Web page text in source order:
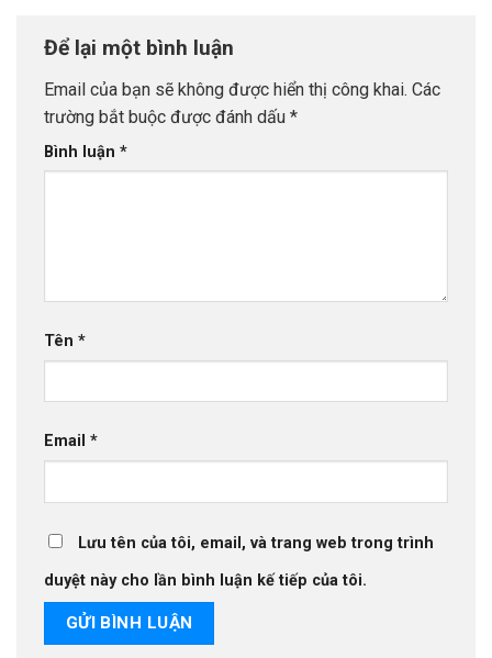
Để lại một bình luận
Email của bạn sẽ không được hiển thị công khai. Các
trường bắt buộc được đánh dấu *
Bình luận *
Tên *
Email *
Lưu tên của tôi, email, và trang web trong trình
duyệt này cho lần bình luận kế tiếp của tôi.